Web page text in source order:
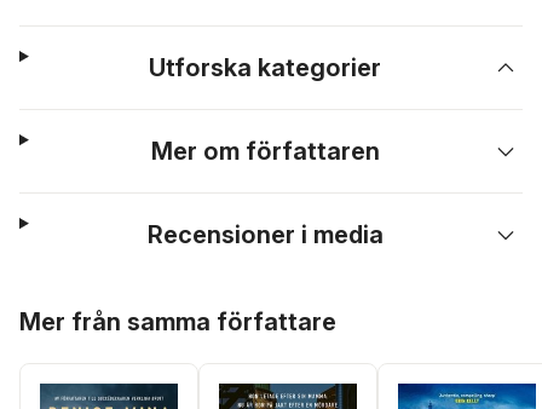
Utforska kategorier
Mer om författaren
Recensioner i media
Mer från samma författare